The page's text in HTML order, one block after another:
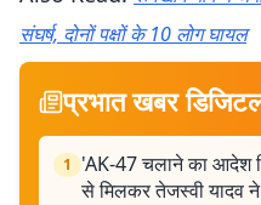
संघर्ष, दोनों पक्षों के 10 लोग घायल
प्रभात खबर
1
'AK-47 चलाने का आदेश
से मिलकर तेजस्वी यादव